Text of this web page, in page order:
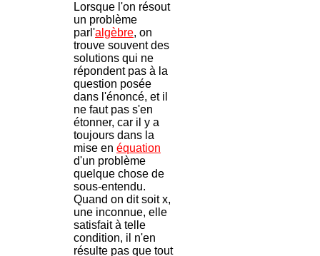
Lorsque l'on résout
un problème
parl'algèbre, on
trouve souvent des
solutions qui ne
répondent pas à la
question posée
dans l'énoncé, et il
ne faut pas s'en
étonner, car il y a
toujours dans la
mise en équation
d'un problème
quelque chose de
sous-entendu.
Quand on dit soit x,
une inconnue, elle
satisfait à telle
condition, il n'en
résulte pas que tout